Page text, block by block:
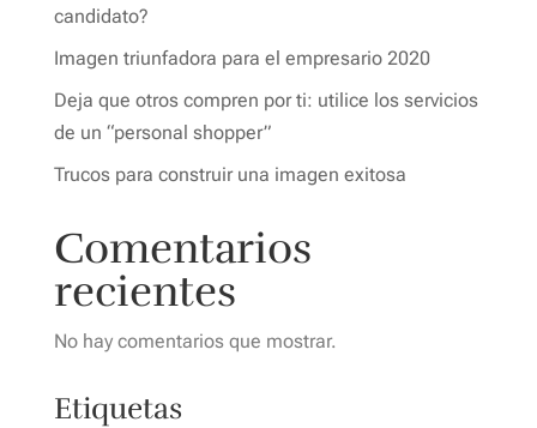
candidato?
Imagen triunfadora para el empresario 2020
Deja que otros compren por ti: utilice los servicios
de un “personal shopper”
Trucos para construir una imagen exitosa
Comentarios
recientes
No hay comentarios que mostrar.
Etiquetas